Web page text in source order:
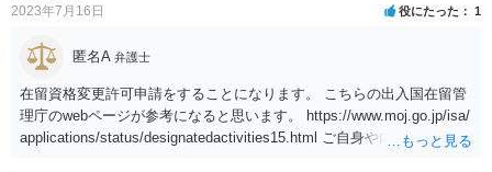
2023年7月16日 役にたった 1
匿名A 弁護士
在留資格変更許可申請をすることになります。 こちらの出入国在留管
理庁のwebページが参考になると思います。 https://www.moj.go.jp/isa/
applications/status/designatedactivities15.html ご自身や内定先企業で